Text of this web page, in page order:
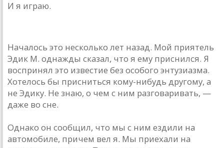
И я играю.
Началось это несколько лет назад. Мой приятель
Эдик М. однажды сказал, что я ему приснился. Я
воспринял это известие без особого энтузиазма.
Хотелось бы присниться кому-нибудь другому, а
не Эдику. Не знаю, о чем с ним разговаривать, —
даже во сне.
Однако он сообщил, что мы с ним ездили на
автомобиле, причем вел я. Мы приехали на